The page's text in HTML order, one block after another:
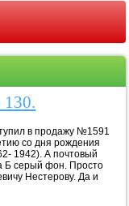
130.
в продажу №1591
со дня рождения
1942). А почтовый
Б серый фон. Просто
Нестерову. Да и
радость!